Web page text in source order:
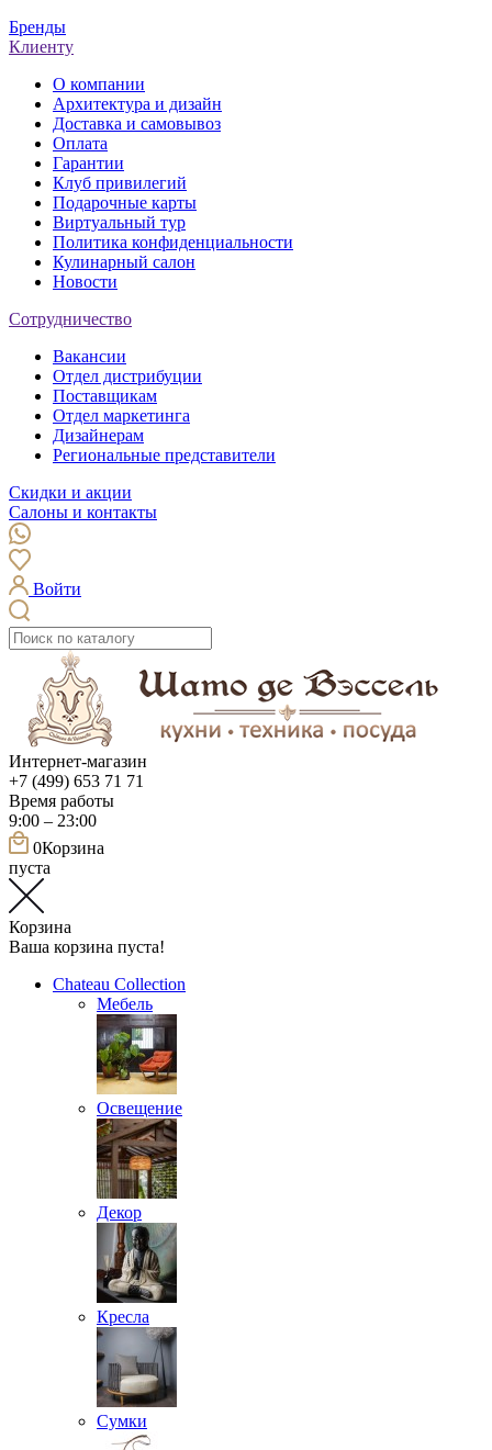
Бренды
Клиенту
О компании
Архитектура и дизайн
Доставка и самовывоз
Оплата
Гарантии
Клуб привилегий
Подарочные карты
Виртуальный тур
Политика конфиденциальности
Кулинарный салон
Новости
Сотрудничество
Вакансии
Отдел дистрибуции
Поставщикам
Отдел маркетинга
Дизайнерам
Региональные представители
Скидки и акции
Салоны и контакты
Войти
Интернет-магазин
+7 (499) 653 71 71
Время работы
9:00 – 23:00
0Корзина
пуста
Корзина
Ваша корзина пуста!
Chateau Collection
Мебель
Освещение
Декор
Кресла
Сумки